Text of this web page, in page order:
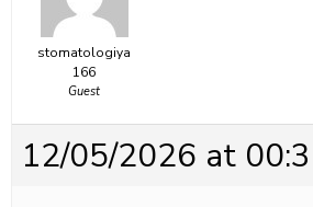
stomatologiya
166
Guest
12/05/2026 at